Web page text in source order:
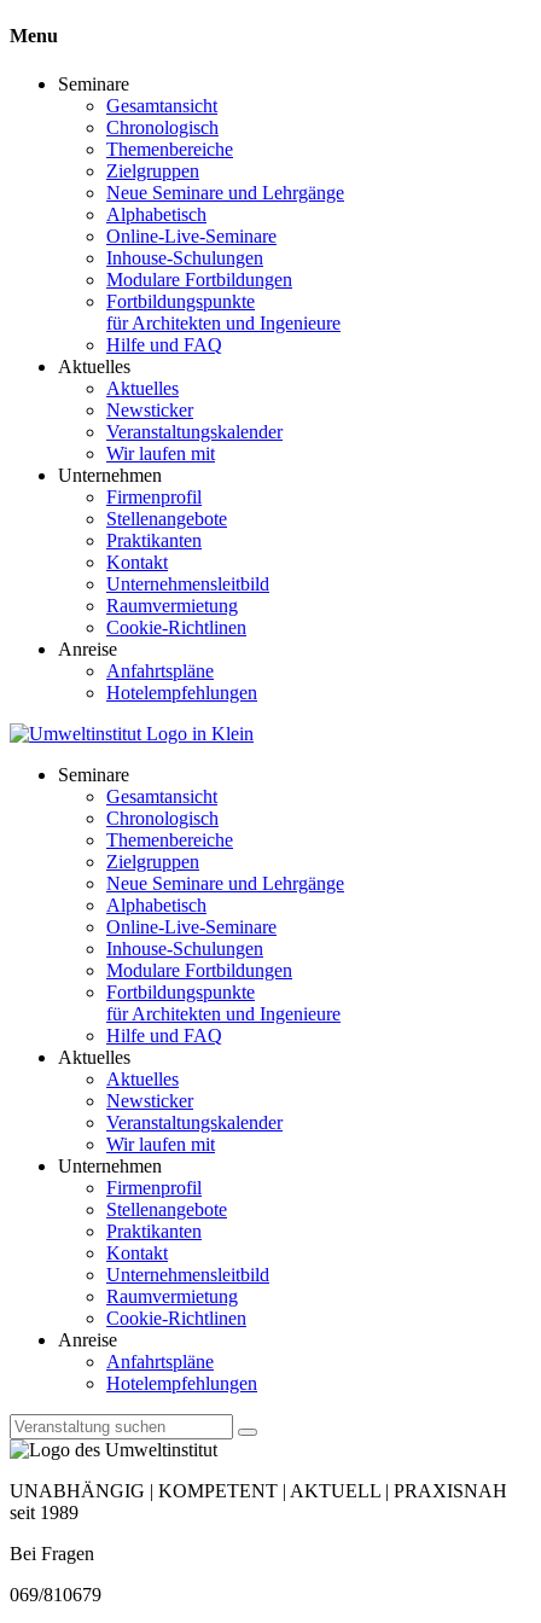
Menu
Seminare
Gesamtansicht
Chronologisch
Themenbereiche
Zielgruppen
Neue Seminare und Lehrgänge
Alphabetisch
Online-Live-Seminare
Inhouse-Schulungen
Modulare Fortbildungen
Fortbildungspunkte
für Architekten und Ingenieure
Hilfe und FAQ
Aktuelles
Aktuelles
Newsticker
Veranstaltungskalender
Wir laufen mit
Unternehmen
Firmenprofil
Stellenangebote
Praktikanten
Kontakt
Unternehmensleitbild
Raumvermietung
Cookie-Richtlinen
Anreise
Anfahrtspläne
Hotelempfehlungen
Seminare
Gesamtansicht
Chronologisch
Themenbereiche
Zielgruppen
Neue Seminare und Lehrgänge
Alphabetisch
Online-Live-Seminare
Inhouse-Schulungen
Modulare Fortbildungen
Fortbildungspunkte
für Architekten und Ingenieure
Hilfe und FAQ
Aktuelles
Aktuelles
Newsticker
Veranstaltungskalender
Wir laufen mit
Unternehmen
Firmenprofil
Stellenangebote
Praktikanten
Kontakt
Unternehmensleitbild
Raumvermietung
Cookie-Richtlinen
Anreise
Anfahrtspläne
Hotelempfehlungen
UNABHÄNGIG | KOMPETENT | AKTUELL | PRAXISNAH
seit 1989
Bei Fragen
069/810679